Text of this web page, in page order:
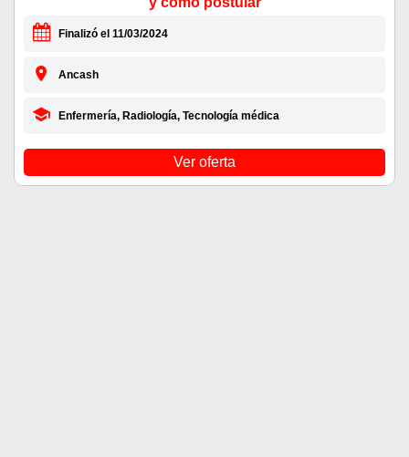
Finalizó el 11/03/2024
Ancash
Enfermería, Radiología, Tecnología médica
Ver oferta